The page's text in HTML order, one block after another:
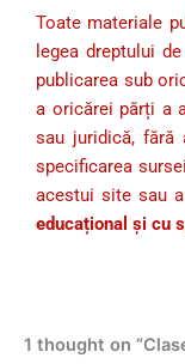
Toate materiale
legea dreptului
publicarea sub
a oricărei părți a
sau juridică, fără
specificarea
acestui site sau
educațional și cu
1 thought on